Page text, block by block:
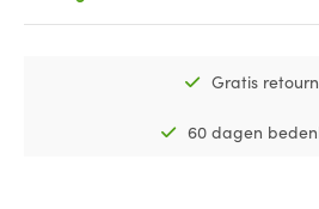
Gratis
60 dagen